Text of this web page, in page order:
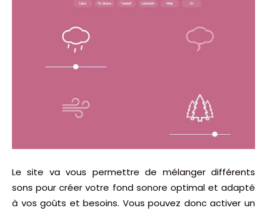
Le site va vous permettre de mélanger différents
sons pour créer votre fond sonore optimal et adapté
à vos goûts et besoins. Vous pouvez donc activer un